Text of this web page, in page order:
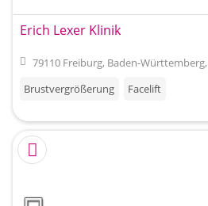
Erich Lexer Klinik
79110 Freiburg, Baden-
Brustvergrößerung
Facelift